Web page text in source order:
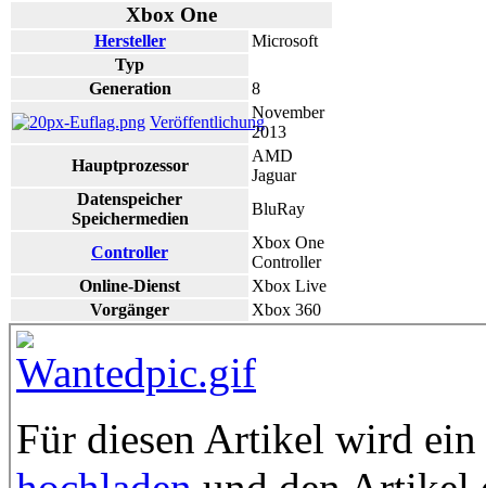
Xbox One
Hersteller
Microsoft
Typ
Generation
8
Veröffentlichung
November
2013
Hauptprozessor
AMD
Jaguar
Datenspeicher
Speichermedien
BluRay
Controller
Xbox One
Controller
Online-Dienst
Xbox Live
Vorgänger
Xbox 360
Für diesen Artikel wird